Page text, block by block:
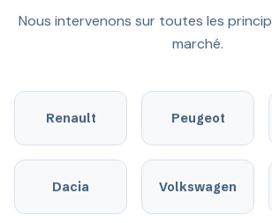
Nous intervenons sur toutes les
marché.
Renault Peugeot
Dacia Volkswagen